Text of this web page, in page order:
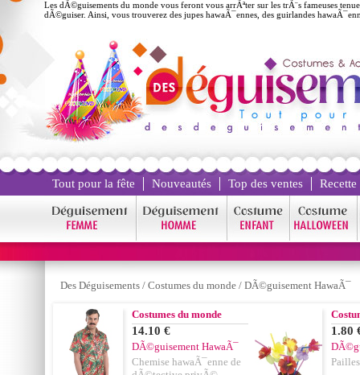
Les dÃ©guisements du monde vous feront vous arrÃªter sur les trÃ¨s fameuses
dÃ©guiser. Ainsi, vous trouverez des jupes hawaÃ¯ennes, des guirlandes
Tout pour la fête Nouveautés Top des ventes
Des Déguisements / Costumes du monde / DÃ©guisement HawaÃ¯
Costumes du monde
14.10 €
DÃ©guisement HawaÃ¯
Chemise hawaÃ¯enne de
1.80